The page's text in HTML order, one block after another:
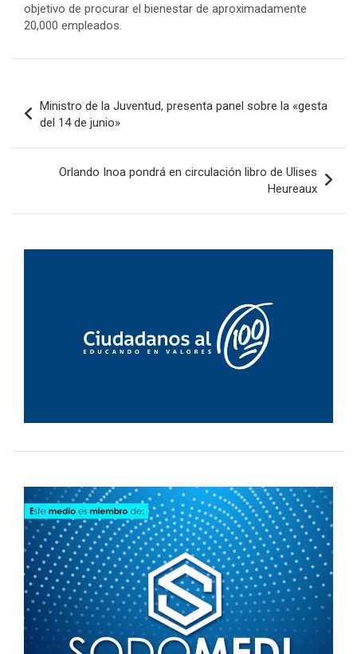
objetivo de procurar el bienestar de aproximadamente
20,000 empleados.
de
entradas
Ministro de la Juventud, presenta panel sobre la «gesta
del 14 de junio»
Orlando Inoa pondrá en circulación libro de Ulises
Heureaux